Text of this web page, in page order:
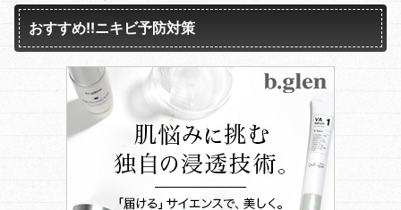
おすすめ!!ニキビ予防対策